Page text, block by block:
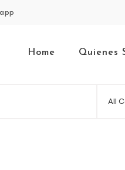
Home Quienes